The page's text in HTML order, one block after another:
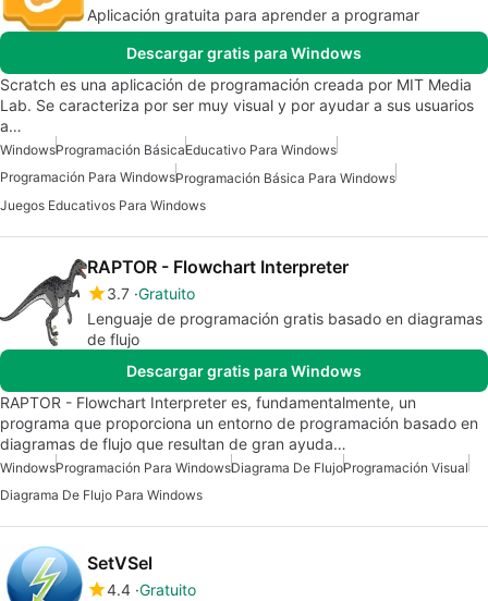
Aplicación gratuita para aprender a programar
Descargar gratis para Windows
Scratch es una aplicación de programación creada por MIT Media
Lab. Se caracteriza por ser muy visual y por ayudar a sus usuarios
a…
WindowsProgramación BásicaEducativo Para Windows
Programación Para WindowsProgramación Básica Para Windows
Juegos Educativos Para Windows
RAPTOR - Flowchart Interpreter
3.7 Gratuito
Lenguaje de programación gratis basado en diagramas
de flujo
Descargar gratis para Windows
RAPTOR - Flowchart Interpreter es, fundamentalmente, un
programa que proporciona un entorno de programación basado en
diagramas de flujo que resultan de gran ayuda…
WindowsProgramación Para WindowsDiagrama De FlujoProgramación Visual
Diagrama De Flujo Para Windows
SetVSel
4.4 Gratuito